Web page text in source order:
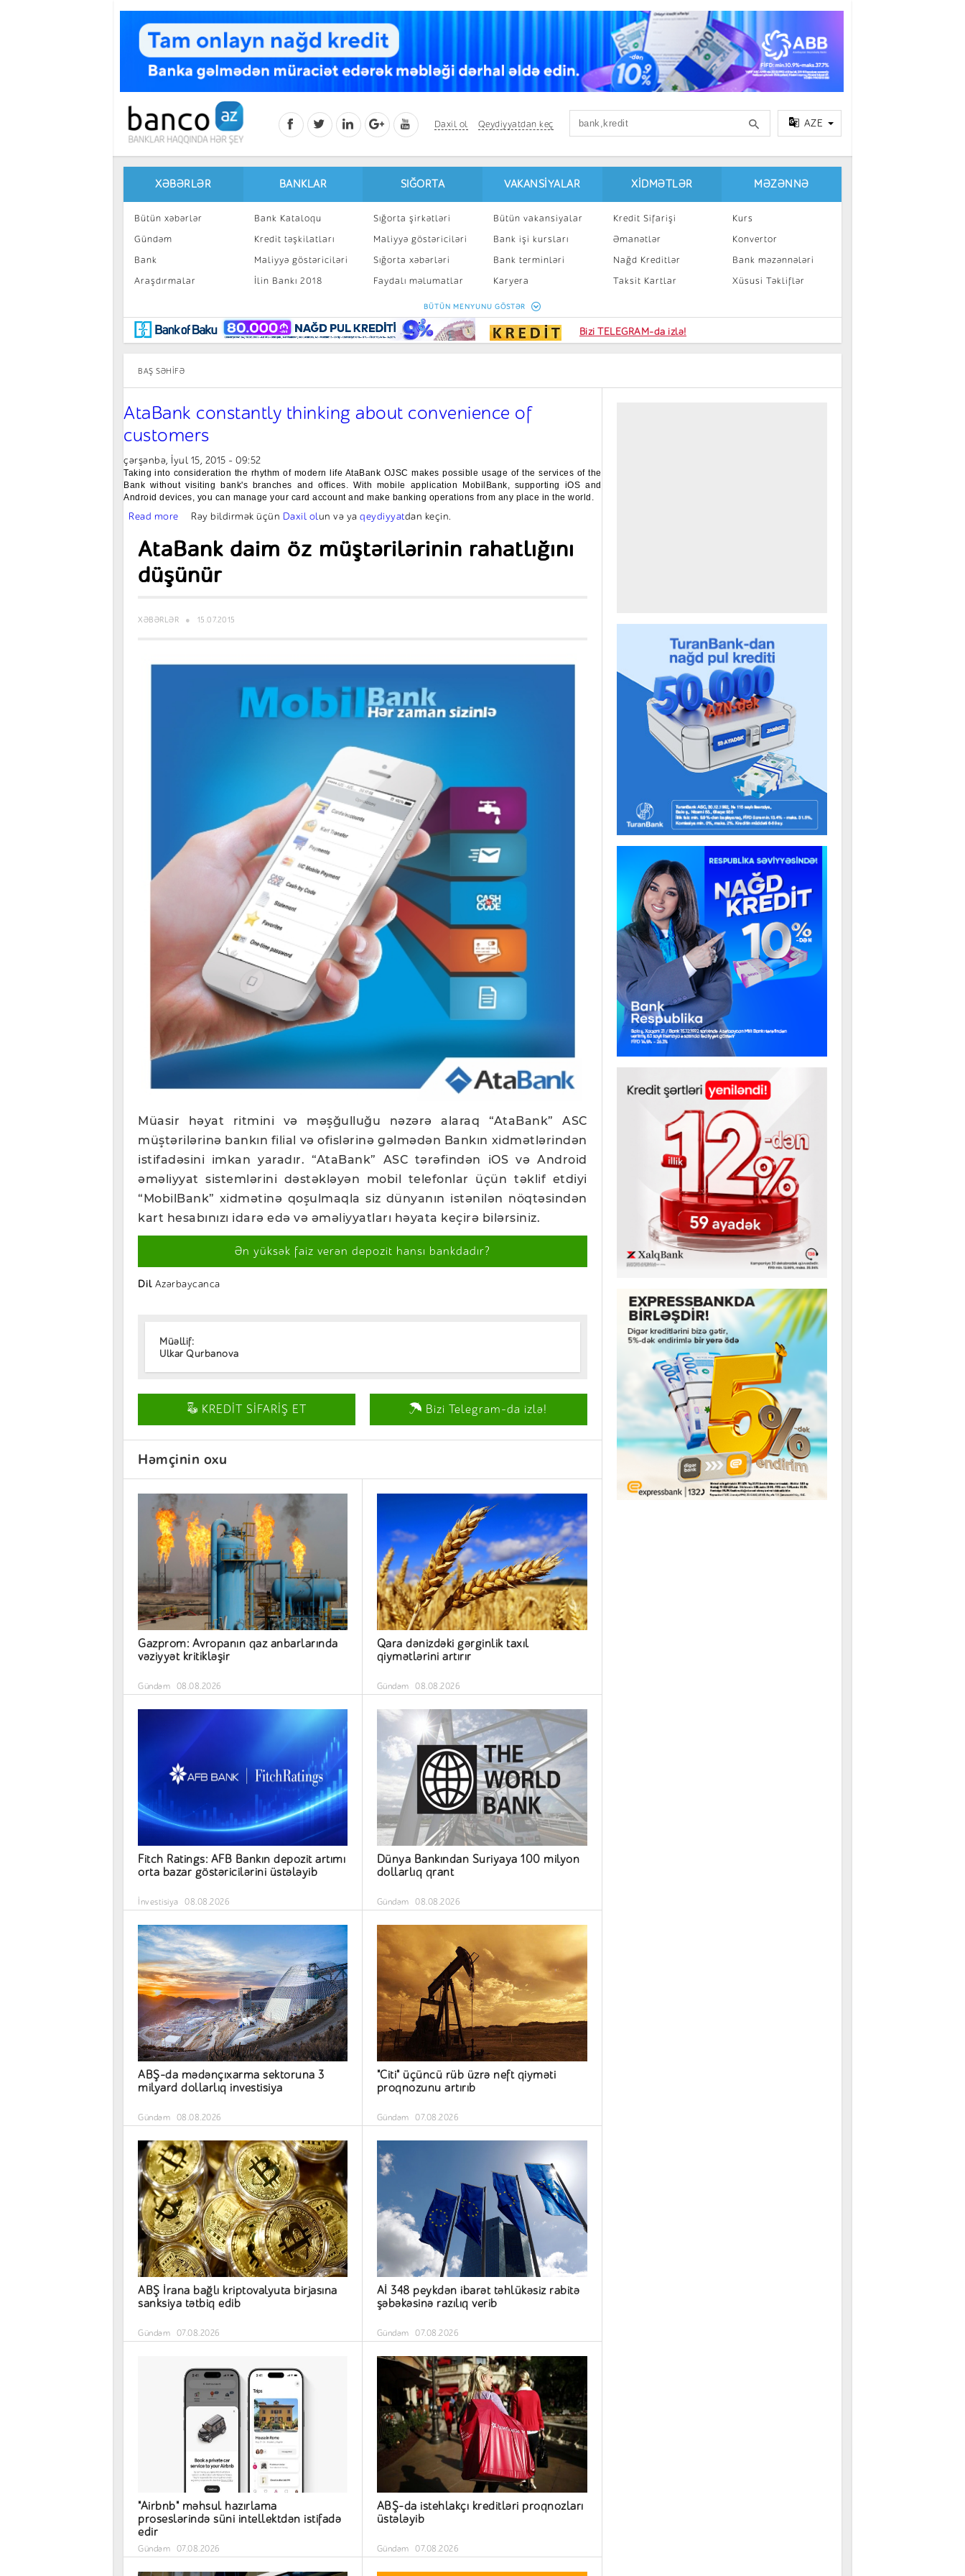
Daxil ol Qeydiyyatdan keç AZE
XƏBƏRLƏR
Bütün xəbərlər
Gündəm
Bank
Araşdırmalar
Maraqlı
BancoTV
Müsahibə
BANKLAR
Bank Kataloqu
Kredit təşkilatları
Maliyyə göstəriciləri
İlin Bankı 2018
SIĞORTA
Sığorta şirkətləri
Maliyyə göstəriciləri
Sığorta xəbərləri
Faydalı məlumatlar
Sığorta kalkulyatoru
VAKANSIYALAR
Bütün vakansiyalar
Bank işi kursları
Bank terminləri
Karyera
Peşakar inkişaf
XIDMƏTLƏR
Kredit Sifarişi
Əmanətlər
Nağd Kreditlər
Taksit Kartlar
Kart sifarişi
MƏZƏNNƏ
Kurs
Konvertor
Bank məzənnələri
Xüsusi Təkliflər
BÜTÜN MENYUNU GÖSTƏR
Bizi TELEGRAM-da izlə!
BAŞ SƏHIFƏ
AtaBank constantly thinking about convenience of
customers
çərşənbə, İyul 15, 2015 - 09:52
Taking into consideration the rhythm of modern life AtaBank OJSC makes possible usage of the services of the
Bank without visiting bank's branches and offices. With mobile application MobilBank, supporting iOS and
Android devices, you can manage your card account and make banking operations from any place in the world.
Read more about AtaBank constantly thinking about convenience of customers
Rəy bildirmək üçün Daxil olun və ya qeydiyyatdan keçin.
AtaBank daim öz müştərilərinin rahatlığını
düşünür
XƏBƏRLƏR 15.07.2015
Müasir həyat ritmini və məşğulluğu nəzərə alaraq “AtaBank” ASC
müştərilərinə bankın filial və ofislərinə gəlmədən Bankın xidmətlərindən
istifadəsini imkan yaradır. “AtaBank” ASC tərəfindən iOS və Android
əməliyyat sistemlərini dəstəkləyən mobil telefonlar üçün təklif etdiyi
“MobilBank” xidmətinə qoşulmaqla siz dünyanın istənilən nöqtəsindən
kart hesabınızı idarə edə və əməliyyatları həyata keçirə bilərsiniz.
Ən yüksək faiz verən depozit hansı bankdadır?
Dil Azərbaycanca
Müəllif:
Ulkar Qurbanova
KREDİT SİFARİŞ ET Bizi Telegram-da izlə!
Həmçinin oxu
Gazprom: Avropanın qaz anbarlarında
vəziyyət kritikləşir
Gündəm 08.08.2026
Qara dənizdəki gərginlik taxıl
qiymətlərini artırır
Gündəm 08.08.2026
Fitch Ratings: AFB Bankın depozit artımı
orta bazar göstəricilərini üstələyib
İnvestisiya 08.08.2026
Dünya Bankından Suriyaya 100 milyon
dollarlıq qrant
Gündəm 08.08.2026
ABŞ-da mədənçıxarma sektoruna 3
milyard dollarlıq investisiya
Gündəm 08.08.2026
"Citi" üçüncü rüb üzrə neft qiyməti
proqnozunu artırıb
Gündəm 07.08.2026
ABŞ İrana bağlı kriptovalyuta birjasına
sanksiya tətbiq edib
Gündəm 07.08.2026
Aİ 348 peykdən ibarət təhlükəsiz rabitə
şəbəkəsinə razılıq verib
Gündəm 07.08.2026
"Airbnb" məhsul hazırlama
proseslərində süni intellektdən istifadə
edir
Gündəm 07.08.2026
ABŞ-da istehlakçı kreditləri proqnozları
üstələyib
Gündəm 07.08.2026